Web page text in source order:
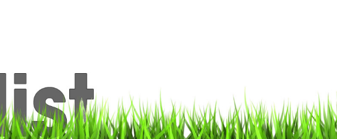
Juan Arango
Ibrahima Traoré MG 38
Lars Stindl AID 37